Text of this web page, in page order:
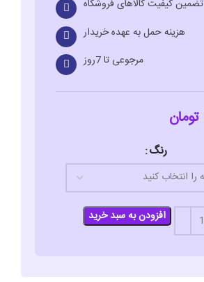
تضمین کیفیت کالاهای فروشگاه
هزینه حمل به عهده خریدار
مرجوعی تا 7روز
تومان
رنگ
افزودن به سبد خرید